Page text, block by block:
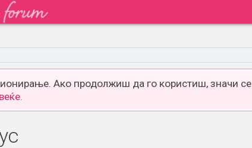
Ако продолжиш да го користиш, значи се